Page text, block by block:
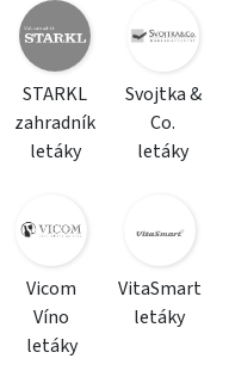
STARKL
zahradník
letáky
Svojtka &
Co.
letáky
Vicom
Víno
letáky
VitaSmart
letáky